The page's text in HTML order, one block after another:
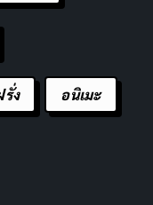
รั่ง อนิเมะ